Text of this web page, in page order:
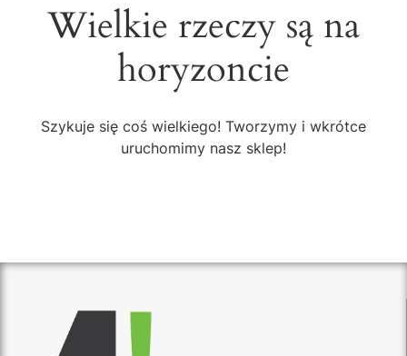
Wielkie rzeczy są na
horyzoncie
Szykuje się coś wielkiego! Tworzymy i wkrótce
uruchomimy nasz sklep!